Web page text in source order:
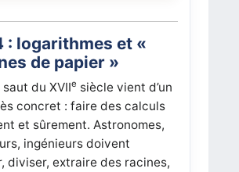
: logarithmes et «
de papier »
du XVIIe siècle vient d’un
concret : faire des calculs
et sûrement. Astronomes,
ingénieurs doivent
diviser, extraire des racines,